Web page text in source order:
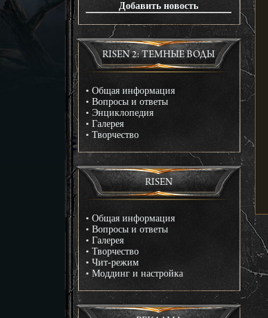
Добавить новость
RISEN 2: ТЕМНЫЕ ВОДЫ
• Общая информация
• Вопросы и ответы
• Энциклопедия
• Галерея
• Творчество
RISEN
• Общая информация
• Вопросы и ответы
• Галерея
• Творчество
• Чит-режим
• Моддинг и настройка